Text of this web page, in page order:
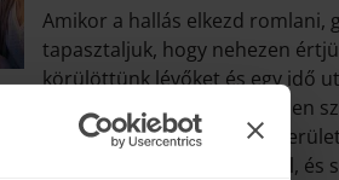
Amikor a hallás elkezd romlani,
tapasztaljuk, hogy nehezen
körülöttünk lévőket és egy idő
Ennek eredményeképpen
kihat az életünk különböző
érzése szeretteinktől, és